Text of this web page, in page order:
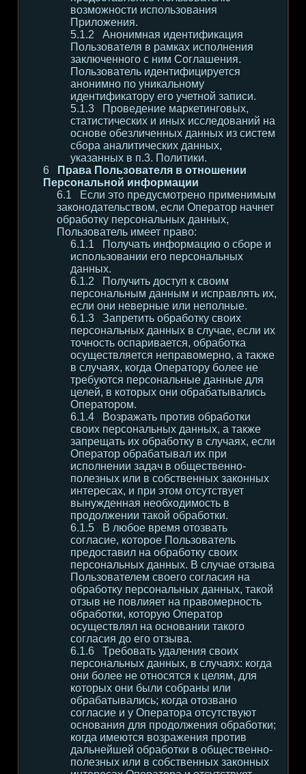
возможности использования
Приложения.
Анонимная идентификация
Пользователя в рамках исполнения
заключенного с ним Соглашения.
Пользователь идентифицируется
анонимно по уникальному
идентификатору его учетной записи.
Проведение маркетинговых,
статистических и иных исследований на
основе обезличенных данных из систем
сбора аналитических данных,
указанных в п.3. Политики.
Права Пользователя в отношении
Персональной информации
Если это предусмотрено применимым
законодательством, если Оператор начнет
обработку персональных данных,
Пользователь имеет право:
Получать информацию о сборе и
использовании его персональных
данных.
Получить доступ к своим
персональным данным и исправлять их,
если они неверные или неполные.
Запретить обработку своих
персональных данных в случае, если их
точность оспаривается, обработка
осуществляется неправомерно, а также
в случаях, когда Оператору более не
требуются персональные данные для
целей, в которых они обрабатывались
Оператором.
Возражать против обработки
своих персональных данных, а также
запрещать их обработку в случаях, если
Оператор обрабатывал их при
исполнении задач в общественно-
полезных или в собственных законных
интересах, и при этом отсутствует
вынужденная необходимость в
продолжении такой обработки.
В любое время отозвать
согласие, которое Пользователь
предоставил на обработку своих
персональных данных. В случае отзыва
Пользователем своего согласия на
обработку персональных данных, такой
отзыв не повлияет на правомерность
обработки, которую Оператор
осуществлял на основании такого
согласия до его отзыва.
Требовать удаления своих
персональных данных, в случаях: когда
они более не относятся к целям, для
которых они были собраны или
обрабатывались; когда отозвано
согласие и у Оператора отсутствуют
основания для продолжения обработки;
когда имеются возражения против
дальнейшей обработки в общественно-
полезных или в собственных законных